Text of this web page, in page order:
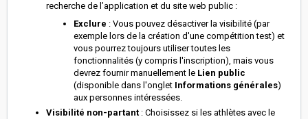
recherche de l’application et du site web public :
Exclure : Vous pouvez désactiver la visibilité (par
exemple lors de la création d'une compétition test) et
vous pourrez toujours utiliser toutes les
fonctionnalités (y compris l'inscription), mais vous
devrez fournir manuellement le Lien public
(disponible dans l'onglet Informations générales)
aux personnes intéressées.
Visibilité non-partant : Choisissez si les athlètes avec le